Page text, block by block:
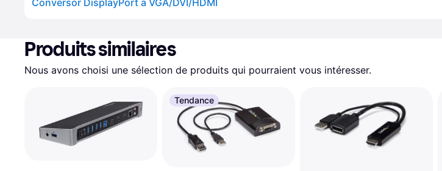
Conversor DisplayPort a VGA/DVI/HDMI
Produits similaires
Nous avons choisi une sélection de produits qui pourraient vous intéresser.
Tendance